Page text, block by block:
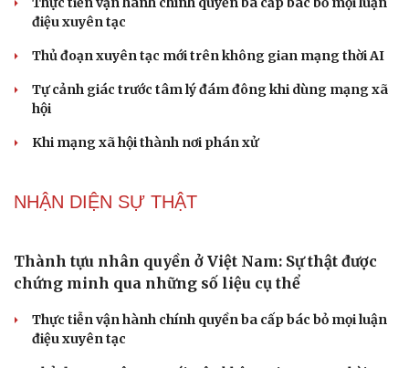
Đại tướng Phan Văn Giang: Cấp phép UAV phải gắn với
định danh để bảo vệ bầu trời
ĐBQH đề xuất nhiều giải pháp hoàn thiện Luật phòng
chống vũ khí hủy diệt hàng loạt
Luật Phòng, chống phổ biến vũ khí hủy diệt hàng loạt
không cản trở hoạt động dân sự
hạnh phúc của học sinh
Bác sĩ cảnh báo phim người lớn, rượu bia đang âm thầm
bào mòn "bản lĩnh đàn ông"
Cái giá đắt của việc tiêm silicon làm to "cậu nhỏ"